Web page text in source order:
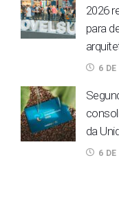
2026
para
6
da
6